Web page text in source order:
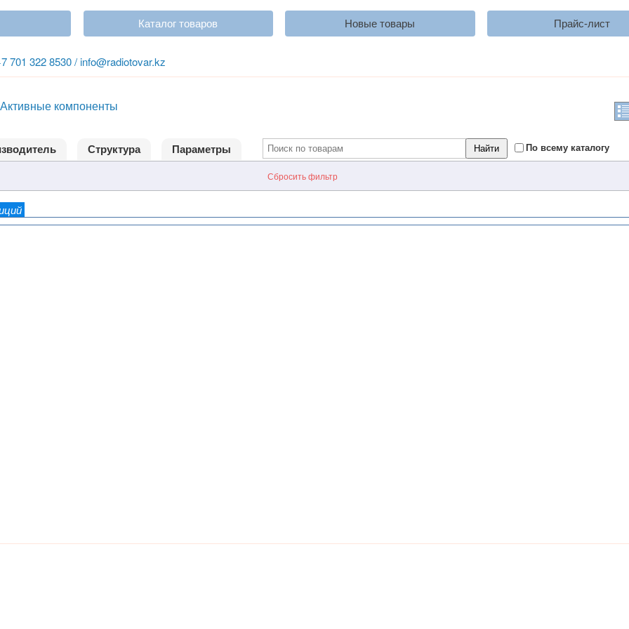
Каталог товаров Новые товары Прайс-лист
701 322 8530 / info@radiotovar.kz
Активные компоненты
Структура Параметры По всему каталогу
Сбросить фильтр